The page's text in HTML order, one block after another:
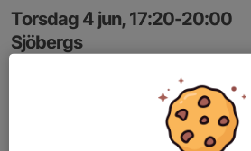
Torsdag 4 jun, 17:20-20:00
Sjöbergs
Samling: 17:10, Vid botten av
Vi tränar med tidtagning.